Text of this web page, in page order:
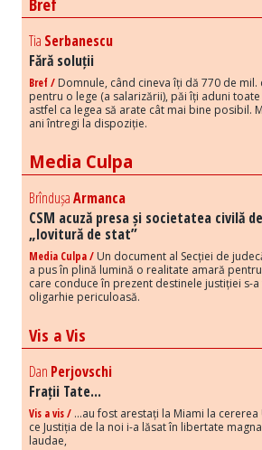
Tia Serbanescu
Fără soluții
Bref / Domnule, când cineva îți dă 770 de mil.
pentru o lege (a salarizării), păi îți aduni
astfel ca legea să arate cât mai bine posibil.
ani întregi la dispoziție.
Media Culpa
BrîndușaArmanca
CSM acuză presa și societatea civilă de
„lovitură de stat”
Media Culpa / Un document al Secției de
a pus în plină lumină o realitate amară
care conduce în prezent destinele justiției s-
oligarhie periculoasă.
Vis a Vis
Dan Perjovschi
Frații Tate...
Vis a vis / ...au fost arestați la Miami la cererea
ce Justiția de la noi i-a lăsat în libertate
laudae,